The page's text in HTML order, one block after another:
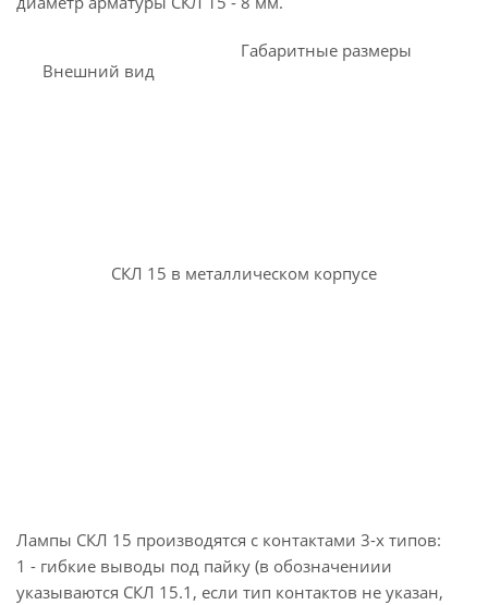
Внешний вид
Габаритные размеры
СКЛ 15 в металлическом корпусе
Лампы СКЛ 15 производятся с контактами 3-х типов:
1 - гибкие выводы под пайку (в обозначениии
указываются СКЛ 15.1, если тип контактов не указан,